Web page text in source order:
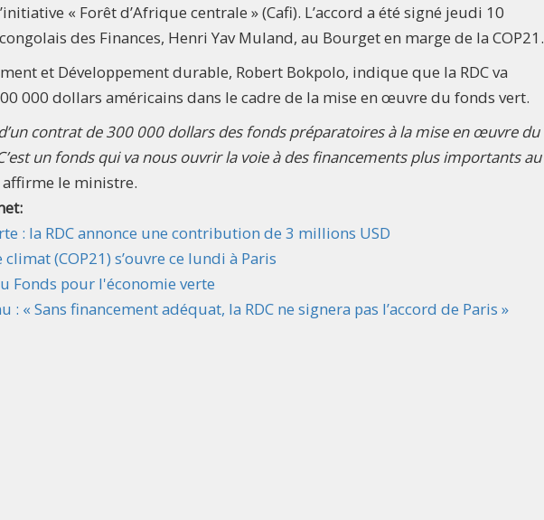
« Forêt d’Afrique centrale » (Cafi). L’accord a été signé jeudi 10
des Finances, Henri Yav Muland, au Bourget en marge de la COP21.
et Développement durable, Robert Bokpolo, indique que la RDC va
000 dollars américains dans le cadre de la mise en œuvre du fonds vert.
d’un contrat de 300 000 dollars des fonds préparatoires à la mise en œuvre du
un fonds qui va nous ouvrir la voie à des financements plus importants au
affirme le ministre.
: la RDC annonce une contribution de 3 millions USD
(COP21) s’ouvre ce lundi à Paris
Fonds pour l'économie verte
: « Sans financement adéquat, la RDC ne signera pas l’accord de Paris »